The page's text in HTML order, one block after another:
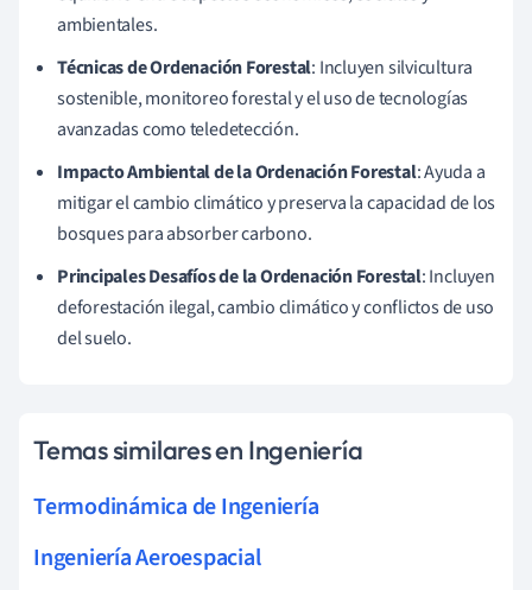
ambientales.
Técnicas de Ordenación Forestal: Incluyen silvicultura
sostenible, monitoreo forestal y el uso de tecnologías
avanzadas como teledetección.
Impacto Ambiental de la Ordenación Forestal: Ayuda a
mitigar el cambio climático y preserva la capacidad de los
bosques para absorber carbono.
Principales Desafíos de la Ordenación Forestal: Incluyen
deforestación ilegal, cambio climático y conflictos de uso
del suelo.
Temas similares en Ingeniería
Termodinámica de Ingeniería
Ingeniería Aeroespacial